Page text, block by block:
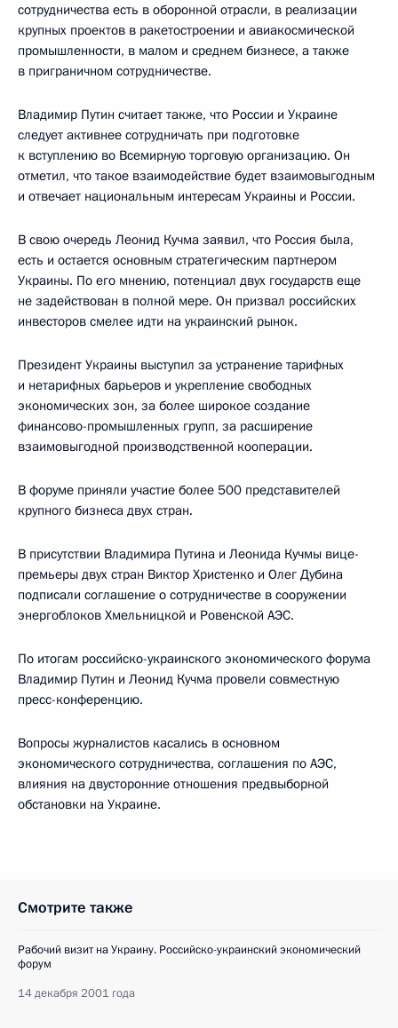
сотрудничества есть в оборонной отрасли, в реализации
крупных проектов в ракетостроении и авиакосмической
промышленности, в малом и среднем бизнесе, а также
в приграничном сотрудничестве.
Владимир Путин считает также, что России и Украине
следует активнее сотрудничать при подготовке
к вступлению во Всемирную торговую организацию. Он
отметил, что такое взаимодействие будет взаимовыгодным
и отвечает национальным интересам Украины и России.
В свою очередь Леонид Кучма заявил, что Россия была,
есть и остается основным стратегическим партнером
Украины. По его мнению, потенциал двух государств еще
не задействован в полной мере. Он призвал российских
инвесторов смелее идти на украинский рынок.
Президент Украины выступил за устранение тарифных
и нетарифных барьеров и укрепление свободных
экономических зон, за более широкое создание
финансово-промышленных групп, за расширение
взаимовыгодной производственной кооперации.
В форуме приняли участие более 500 представителей
крупного бизнеса двух стран.
В присутствии Владимира Путина и Леонида Кучмы вице-
премьеры двух стран Виктор Христенко и Олег Дубина
подписали соглашение о сотрудничестве в сооружении
энергоблоков Хмельницкой и Ровенской АЭС.
По итогам российско-украинского экономического форума
Владимир Путин и Леонид Кучма провели совместную
пресс-конференцию.
Вопросы журналистов касались в основном
экономического сотрудничества, соглашения по АЭС,
влияния на двусторонние отношения предвыборной
обстановки на Украине.
Смотрите также
Рабочий визит на Украину. Российско-украинский экономический
форум
14 декабря 2001 года